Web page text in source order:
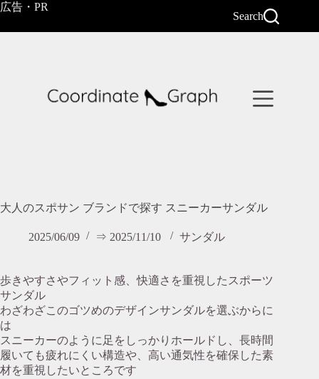
コ
テ
広告・PR
Search
大人のスポサン ブランドで探す スニーカーサンダル
2025/06/09 ⇒ 2025/11/10 サンダル
歩きやすさやフィット感、快適さを重視したスポーツ
サンダル
わざわざこのゴツめのデザインサンダルを選ぶからに
は
スニーカーのように足をしっかりホールドし、長時間
履いても疲れにくい構造や、高い通気性を確保した素
材を重視したいところです